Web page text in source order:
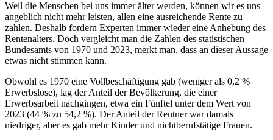
Weil die Menschen bei uns immer älter werden, können wir es uns
angeblich nicht mehr leisten, allen eine ausreichende Rente zu
zahlen. Deshalb fordern Experten immer wieder eine Anhebung des
Rentenalters. Doch vergleicht man die Zahlen des statistischen
Bundesamts von 1970 und 2023, merkt man, dass an dieser Aussage
etwas nicht stimmen kann.
Obwohl es 1970 eine Vollbeschäftigung gab (weniger als 0,2 %
Erwerbslose), lag der Anteil der Bevölkerung, die einer
Erwerbsarbeit nachgingen, etwa ein Fünftel unter dem Wert von
2023 (44 % zu 54,2 %). Der Anteil der Rentner war damals
niedriger, aber es gab mehr Kinder und nichtberufstätige Frauen.